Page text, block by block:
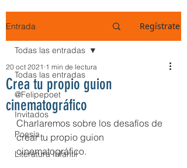
Entrada Regístrate
Todas las entradas
@Felipepoet
Invitados
Poesía
Literatura Infantil
Todas las entradas
Crea tu propio guion
cinematográfico
20 oct 2021 1 min de lectura
Charlaremos sobre los desafíos de
crear tu propio guion
cinematográfico.